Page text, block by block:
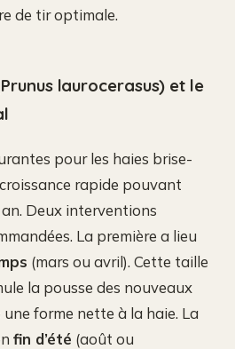
de tir optimale.
laurocerasus) et le
pour les haies brise-
rapide pouvant
Deux interventions
La première a lieu
(mars ou avril). Cette taille
la pousse des nouveaux
forme nette à la haie. La
fin d’été (août ou